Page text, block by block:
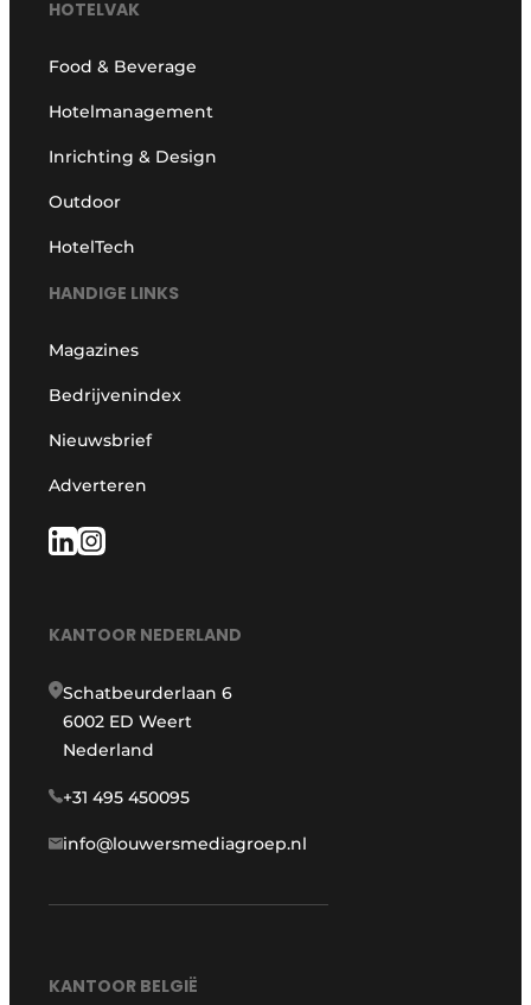
HOTELVAK
Food & Beverage
Hotelmanagement
Inrichting & Design
Outdoor
HotelTech
HANDIGE LINKS
Magazines
Bedrijvenindex
Nieuwsbrief
Adverteren
KANTOOR NEDERLAND
Schatbeurderlaan 6
6002 ED Weert
Nederland
+31 495 450095
info@louwersmediagroep.nl
KANTOOR BELGIË